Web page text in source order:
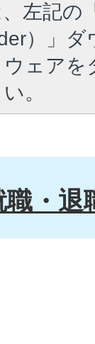
左記の
）」
ェア
。
職・退